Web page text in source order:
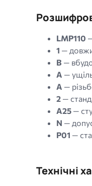
LMP110
1 —
B —
A —
A —
2 —
A25 —
N —
P01 —
Технічні